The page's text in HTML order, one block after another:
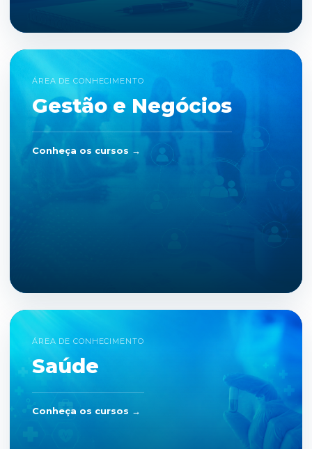
ÁREA DE CONHECIMENTO
Gestão e Negócios
Conheça os cursos →
ÁREA DE CONHECIMENTO
Saúde
Conheça os cursos →